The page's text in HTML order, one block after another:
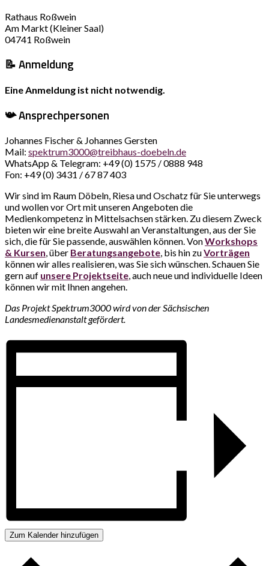
Rathaus Roßwein
Am Markt (Kleiner Saal)
04741 Roßwein
📝 Anmeldung
Eine Anmeldung ist nicht notwendig.
📯Ansprechpersonen
Johannes Fischer & Johannes Gersten
Mail: spektrum3000@treibhaus-doebeln.de
WhatsApp & Telegram: +49 (0) 1575 / 0888 948
Fon: +49 (0) 3431 / 67 87 403
Wir sind im Raum Döbeln, Riesa und Oschatz für Sie unterwegs
und wollen vor Ort mit unseren Angeboten die
Medienkompetenz in Mittelsachsen stärken. Zu diesem Zweck
bieten wir eine breite Auswahl an Veranstaltungen, aus der Sie
sich, die für Sie passende, auswählen können. VonWorkshops
& Kursen, über Beratungsangebote, bis hin zuVorträgen
können wir alles realisieren, was Sie sich wünschen. Schauen Sie
gern auf unsere Projektseite, auch neue und individuelle Ideen
können wir mit Ihnen angehen.
Das Projekt Spektrum3000 wird von der Sächsischen
Landesmedienanstalt gefördert.
Zum Kalender hinzufügen